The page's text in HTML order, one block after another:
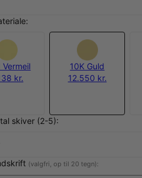
Vermeil
kr.
10K Guld
12.550 kr.
skiver (2-5):
(valgfri, op til 20 tegn):